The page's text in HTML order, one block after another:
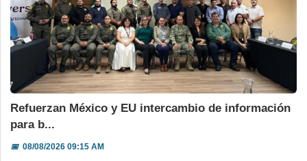
Refuerzan México y EU intercambio de información
para b...
📅08/08/2026 09:15 AM